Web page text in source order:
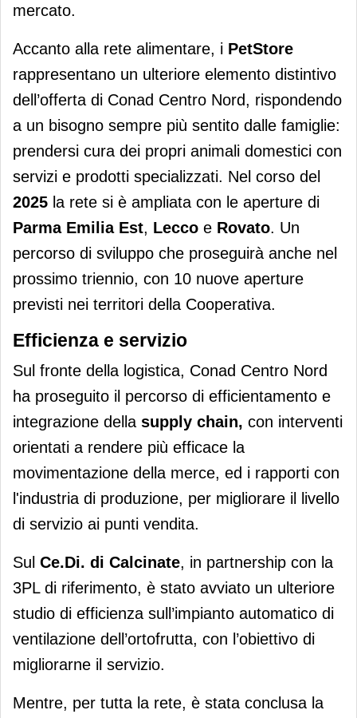
mercato.
Accanto alla rete alimentare, i PetStore
rappresentano un ulteriore elemento distintivo
dell’offerta di Conad Centro Nord, rispondendo
a un bisogno sempre più sentito dalle famiglie:
prendersi cura dei propri animali domestici con
servizi e prodotti specializzati. Nel corso del
2025 la rete si è ampliata con le aperture di
Parma Emilia Est, Lecco e Rovato. Un
percorso di sviluppo che proseguirà anche nel
prossimo triennio, con 10 nuove aperture
previsti nei territori della Cooperativa.
Efficienza e servizio
Sul fronte della logistica, Conad Centro Nord
ha proseguito il percorso di efficientamento e
integrazione della supply chain, con interventi
orientati a rendere più efficace la
movimentazione della merce, ed i rapporti con
l'industria di produzione, per migliorare il livello
di servizio ai punti vendita.
Sul Ce.Di. di Calcinate, in partnership con la
3PL di riferimento, è stato avviato un ulteriore
studio di efficienza sull’impianto automatico di
ventilazione dell’ortofrutta, con l’obiettivo di
migliorarne il servizio.
Mentre, per tutta la rete, è stata conclusa la